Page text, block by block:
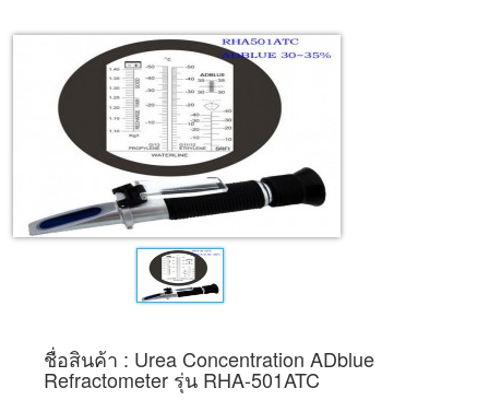
ชื่อสินค้า : Urea Concentration ADblue
Refractometer รุ่น RHA-501ATC